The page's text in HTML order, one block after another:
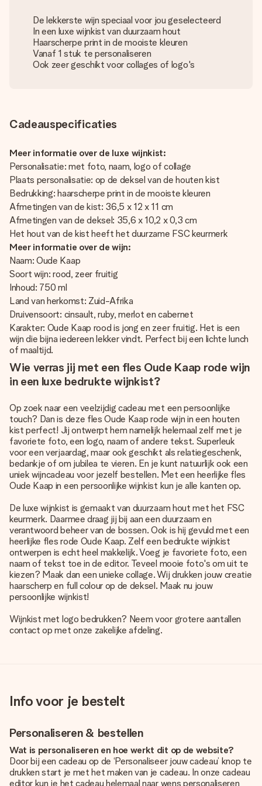
De lekkerste wijn speciaal voor jou geselecteerd
In een luxe wijnkist van duurzaam hout
Haarscherpe print in de mooiste kleuren
Vanaf 1 stuk te personaliseren
Ook zeer geschikt voor collages of logo's
Cadeauspecificaties
Meer informatie over de luxe wijnkist:
Personalisatie: met foto, naam, logo of collage
Plaats personalisatie: op de deksel van de houten kist
Bedrukking: haarscherpe print in de mooiste kleuren
Afmetingen van de kist: 36,5 x 12 x 11 cm
Afmetingen van de deksel: 35,6 x 10,2 x 0,3 cm
Het hout van de kist heeft het duurzame FSC keurmerk
Meer informatie over de wijn:
Naam: Oude Kaap
Soort wijn: rood, zeer fruitig
Inhoud: 750 ml
Land van herkomst: Zuid-Afrika
Druivensoort: cinsault, ruby, merlot en cabernet
Karakter: Oude Kaap rood is jong en zeer fruitig. Het is een
wijn die bijna iedereen lekker vindt. Perfect bij een lichte lunch
of maaltijd.
Wie verras jij met een fles Oude Kaap rode wijn
in een luxe bedrukte wijnkist?
Op zoek naar een veelzijdig cadeau met een persoonlijke
touch? Dan is deze fles Oude Kaap rode wijn in een houten
kist perfect! Jij ontwerpt hem namelijk helemaal zelf met je
favoriete foto, een logo, naam of andere tekst. Superleuk
voor een verjaardag, maar ook geschikt als relatiegeschenk,
bedankje of om jubilea te vieren. En je kunt natuurlijk ook een
uniek wijncadeau voor jezelf bestellen. Met een heerlijke fles
Oude Kaap in een persoonlijke wijnkist kun je alle kanten op.
De luxe wijnkist is gemaakt van duurzaam hout met het FSC
keurmerk. Daarmee draag jij bij aan een duurzaam en
verantwoord beheer van de bossen. Ook is hij gevuld met een
heerlijke fles rode Oude Kaap. Zelf een bedrukte wijnkist
ontwerpen is echt heel makkelijk. Voeg je favoriete foto, een
naam of tekst toe in de editor. Teveel mooie foto's om uit te
kiezen? Maak dan een unieke collage. Wij drukken jouw creatie
haarscherp en full colour op de deksel. Maak nu jouw
persoonlijke wijnkist!
Wijnkist met logo bedrukken? Neem voor grotere aantallen
contact op met onze zakelijke afdeling.
Info voor je bestelt
Personaliseren & bestellen
Wat is personaliseren en hoe werkt dit op de website?
Door bij een cadeau op de ‘Personaliseer jouw cadeau’ knop te
drukken start je met het maken van je cadeau. In onze cadeau
editor kun je het cadeau helemaal naar wens personaliseren